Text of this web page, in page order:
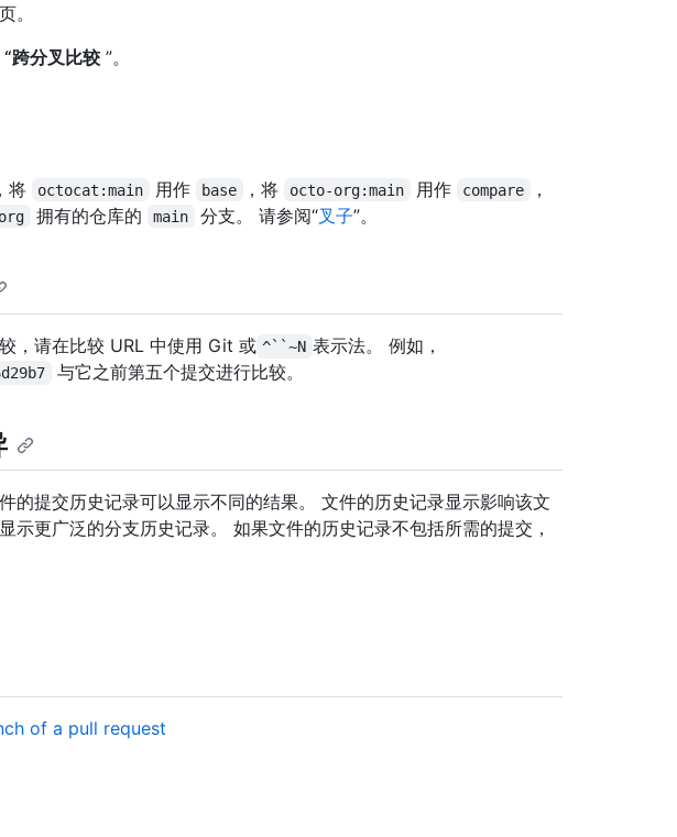
。
“跨分叉比较 ”。
将
octocat:main 用作 base ，将 octo-org:main 用作 compare
，
拥有的仓库的 main 分支。 请参阅“叉子”。
，请在比较 URL 中使用 Git 或 ^``~N 表示法。 例如，
与它之前第五个提交进行比较。
的提交历史记录可以显示不同的结果。 文件的历史记录显示影响该文
示更广泛的分支历史记录。 如果文件的历史记录不包括所需的提交，
of a pull request